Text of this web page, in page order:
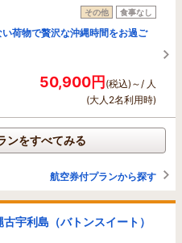
その他 食事なし
荷物で贅沢な沖縄時間をお過ご
50,900円(税込)～/ 人
(大人2名利用時)
ンをすべてみる
航空券付プランから探す
宇利島（バトンスイート）